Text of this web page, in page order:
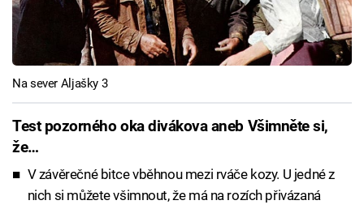
Na sever Aljašky 3
Test pozorného oka divákova aneb Všimněte si,
že…
V závěrečné bitce vběhnou mezi rváče kozy. U jedné z
nich si můžete všimnout, že má na rozích přivázaná